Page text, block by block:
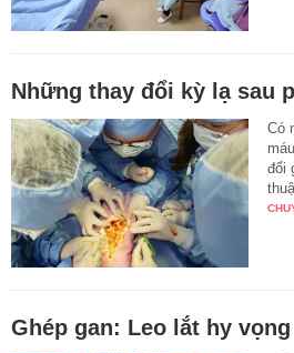
Những thay đổi kỳ lạ sau
Có
đổi
Ghép gan: Leo lắt hy vọng